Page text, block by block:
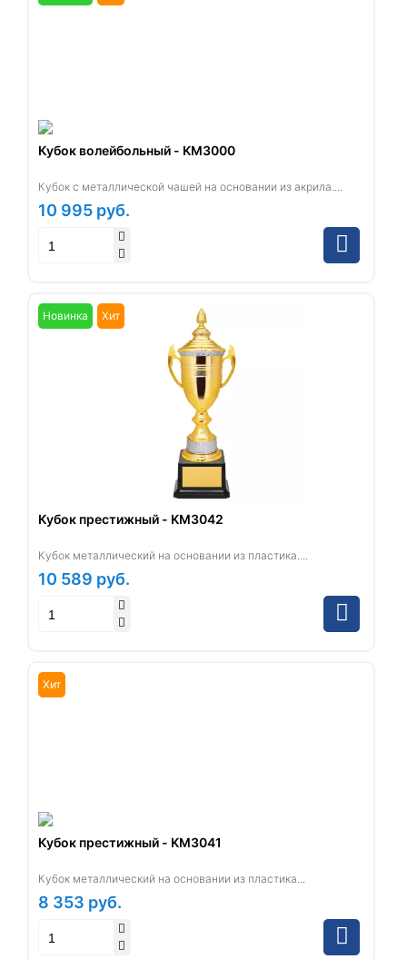
Кубок волейбольный - KM3000
Кубок с металлической чашей на основании из акрила....
10 995 руб.
Новинка Хит
Кубок престижный - KM3042
Кубок металлический на основании из пластика....
10 589 руб.
Хит
Кубок престижный - KM3041
Кубок металлический на основании из пластика...
8 353 руб.